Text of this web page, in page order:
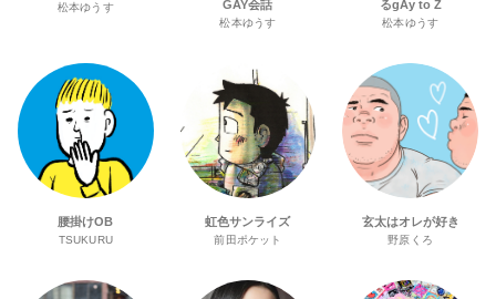
松本ゆうす
GAY会話
松本ゆうす
るgAy to Z
松本ゆうす
腰掛けOB
TSUKURU
虹色サンライズ
前田ポケット
玄太はオレが好き
野原くろ